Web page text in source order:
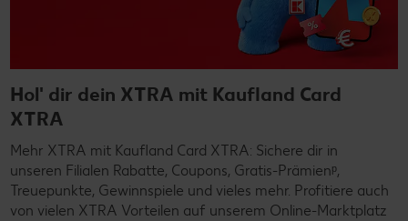
Hol' dir dein XTRA mit Kaufland Card
XTRA
Mehr XTRA mit Kaufland Card XTRA: Sichere dir in
unseren Filialen Rabatte, Coupons, Gratis-Prämienᵖ,
Treuepunkte, Gewinnspiele und vieles mehr. Profitiere auch
von vielen XTRA Vorteilen auf unserem Online-Marktplatz